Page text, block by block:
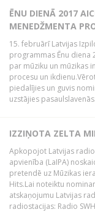
ĒNU DIENĀ 2017
MENEDŽMENTA
15. februārī Latvijas
programmas Ēnu diena
par mūziku un mūzikas
procesu un
piedalījies un guvis
uzstājies
IZZIŅOTA ZELTA
Apkopojot Latvijas
apvienība (LaIPA)
pretendē uz Mūzikas
Hits.Lai noteiktu
atskaņojumu Latvijas
radiostacijas: Radio